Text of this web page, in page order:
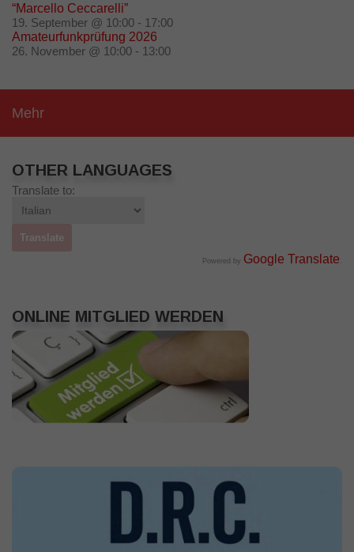
“Marcello Ceccarelli”
19. September @ 10:00 - 17:00
Amateurfunkprüfung 2026
26. November @ 10:00 - 13:00
Mehr
OTHER LANGUAGES
Translate to:
Powered by Google Translate
ONLINE MITGLIED WERDEN